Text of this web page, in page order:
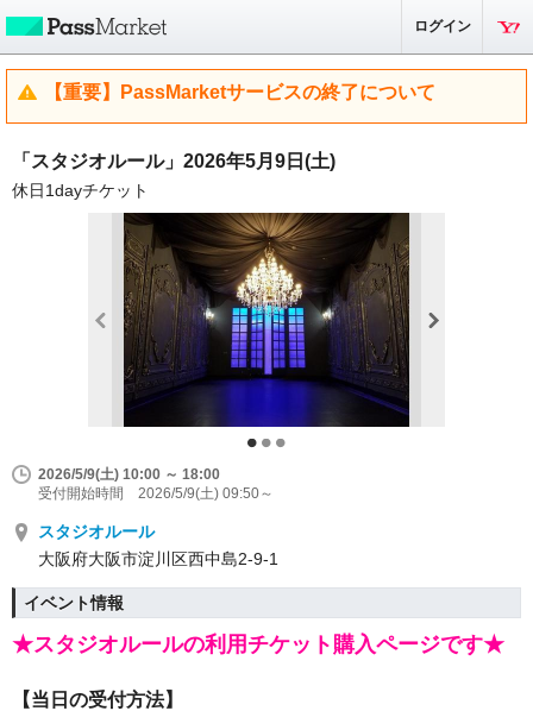
ログイン
【重要】PassMarketサービスの終了について
「スタジオルール」2026年5月9日(土)
休日1dayチケット
2026/5/9(土) 10:00 ～ 18:00
受付開始時間 2026/5/9(土) 09:50～
スタジオルール
大阪府大阪市淀川区西中島2-9-1
イベント情報
★スタジオルールの利用チケット購入ページです★
【当日の受付方法】